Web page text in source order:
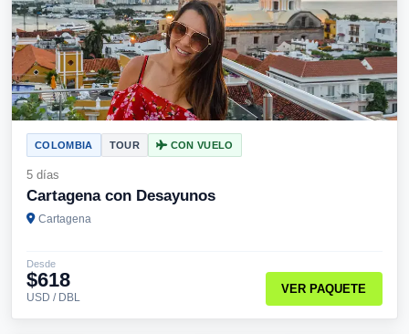
COLOMBIA TOUR CON VUELO
5 días
Cartagena con Desayunos
Cartagena
Desde
$618
USD / DBL
VER PAQUETE